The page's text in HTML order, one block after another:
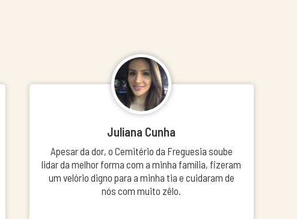
Juliana Cunha
Apesar da dor, o Cemitério da Freguesia soube
lidar da melhor forma com a minha família, fizeram
um velório digno para a minha tia e cuidaram de
nós com muito zêlo.